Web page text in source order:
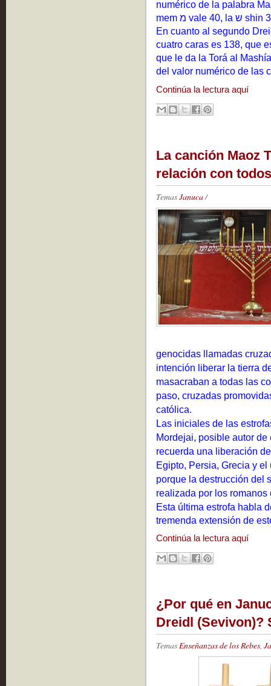
numérico de la palabra
En cuanto al segundo
cuatro caras es 138, que
que le da la Torá al
del valor numérico de las
Continúa la lectura aquí
La canción Maoz
relación con
TemasJanuca/
genocidas llamadas
intención liberar la tierra
masacraban a todas las
paso, cruzadas
católica.
Las iniciales de las
Mordejai, posible autor
recuerda una liberación
Egipto, Persia, Grecia y
porque la destrucción del
realizada por los
Esta última estrofa habla
tremenda extensión de
Continúa la lectura aquí
¿Por qué en
Dreidl (Sevivon)?
TemasEnseñanzas de los Rebes,